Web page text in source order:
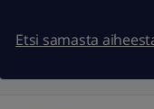
Etsi samasta